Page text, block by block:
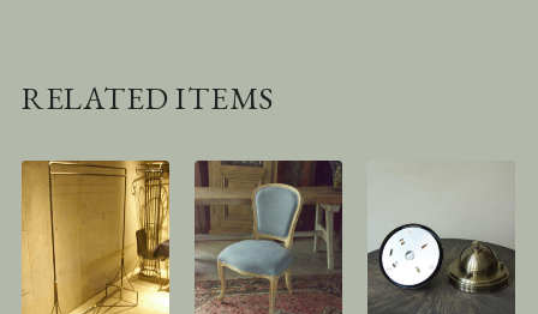
RELATED ITEMS